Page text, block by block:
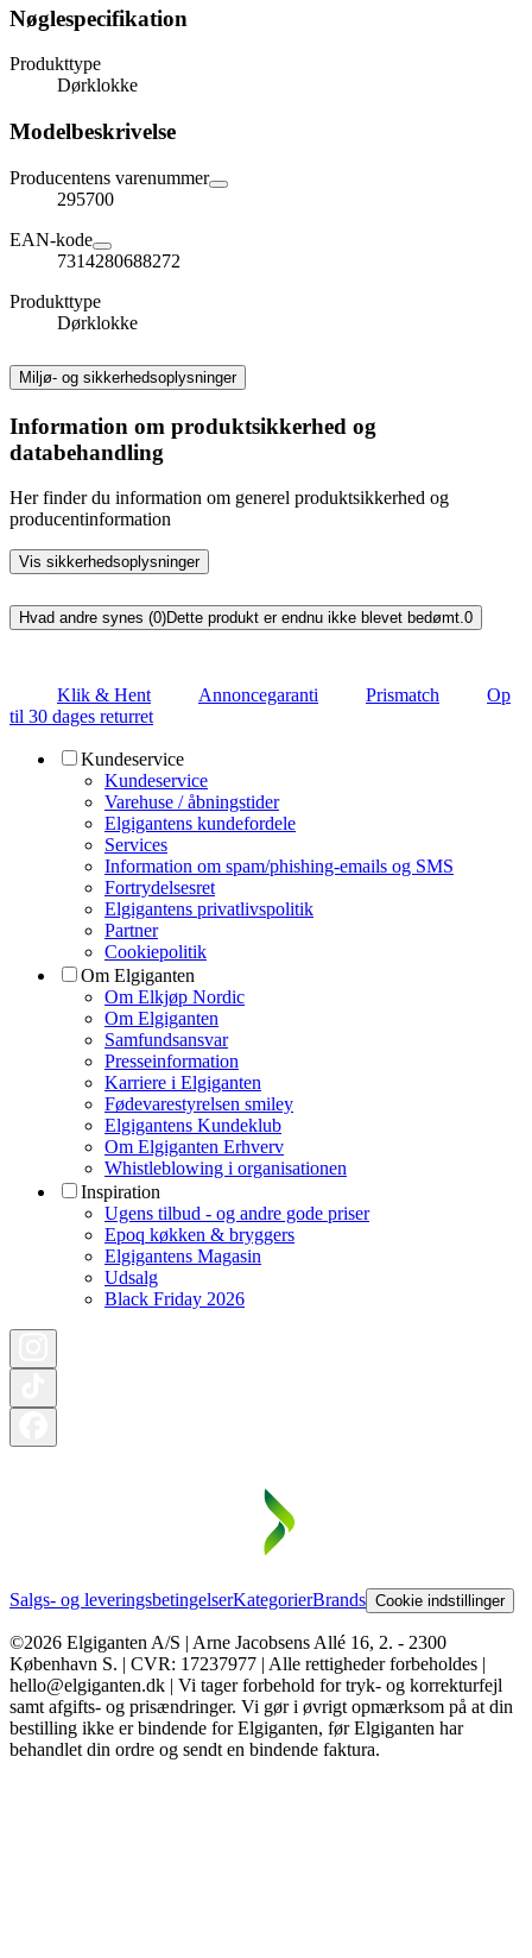
Nøglespecifikation
Produkttype
Dørklokke
Modelbeskrivelse
Producentens varenummer
295700
EAN-kode
7314280688272
Produkttype
Dørklokke
Miljø- og sikkerhedsoplysninger
Information om produktsikkerhed og
databehandling
Her finder du information om generel produktsikkerhed og
producentinformation
Vis sikkerhedsoplysninger
Hvad andre synes (0)Dette produkt er endnu ikke blevet bedømt.0
Klik & Hent Annoncegaranti Prismatch
Op
til 30 dages returret
Kundeservice
Kundeservice
Varehuse / åbningstider
Elgigantens kundefordele
Services
Information om spam/phishing-emails og SMS
Fortrydelsesret
Elgigantens privatlivspolitik
Partner
Cookiepolitik
Om Elgiganten
Om Elkjøp Nordic
Om Elgiganten
Samfundsansvar
Presseinformation
Karriere i Elgiganten
Fødevarestyrelsen smiley
Elgigantens Kundeklub
Om Elgiganten Erhverv
Whistleblowing i organisationen
Inspiration
Ugens tilbud - og andre gode priser
Epoq køkken & bryggers
Elgigantens Magasin
Udsalg
Black Friday 2026
Salgs- og leveringsbetingelserKategorierBrands Cookie indstillinger
©2026 Elgiganten A/S | Arne Jacobsens Allé 16, 2. - 2300
København S. | CVR: 17237977 | Alle rettigheder forbeholdes |
hello@elgiganten.dk | Vi tager forbehold for tryk- og korrekturfejl
samt afgifts- og prisændringer. Vi gør i øvrigt opmærksom på at din
bestilling ikke er bindende for Elgiganten, før Elgiganten har
behandlet din ordre og sendt en bindende faktura.